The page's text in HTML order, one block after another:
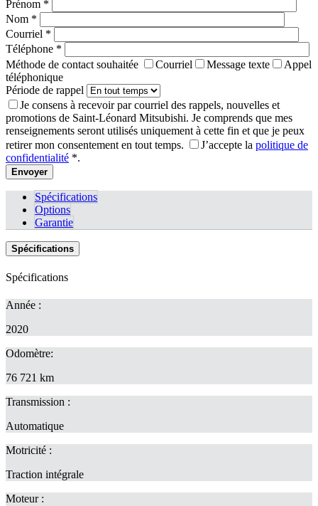
Prénom *
Nom *
Courriel *
Téléphone *
Méthode de contact souhaitée
Courriel Message texte
Appel
téléphonique
Période de rappel
Je consens à recevoir par courriel des rappels, nouvelles et
promotions de Saint-Léonard Mitsubishi. Je comprends que mes
renseignements seront utilisés uniquement à cette fin et que je peux
retirer mon consentement en tout temps.
J’accepte la politique de
confidentialité *.
Spécifications
Options
Garantie
Spécifications
Spécifications
Année :
2020
Odomètre:
76 721 km
Transmission :
Automatique
Motricité :
Traction intégrale
Moteur :